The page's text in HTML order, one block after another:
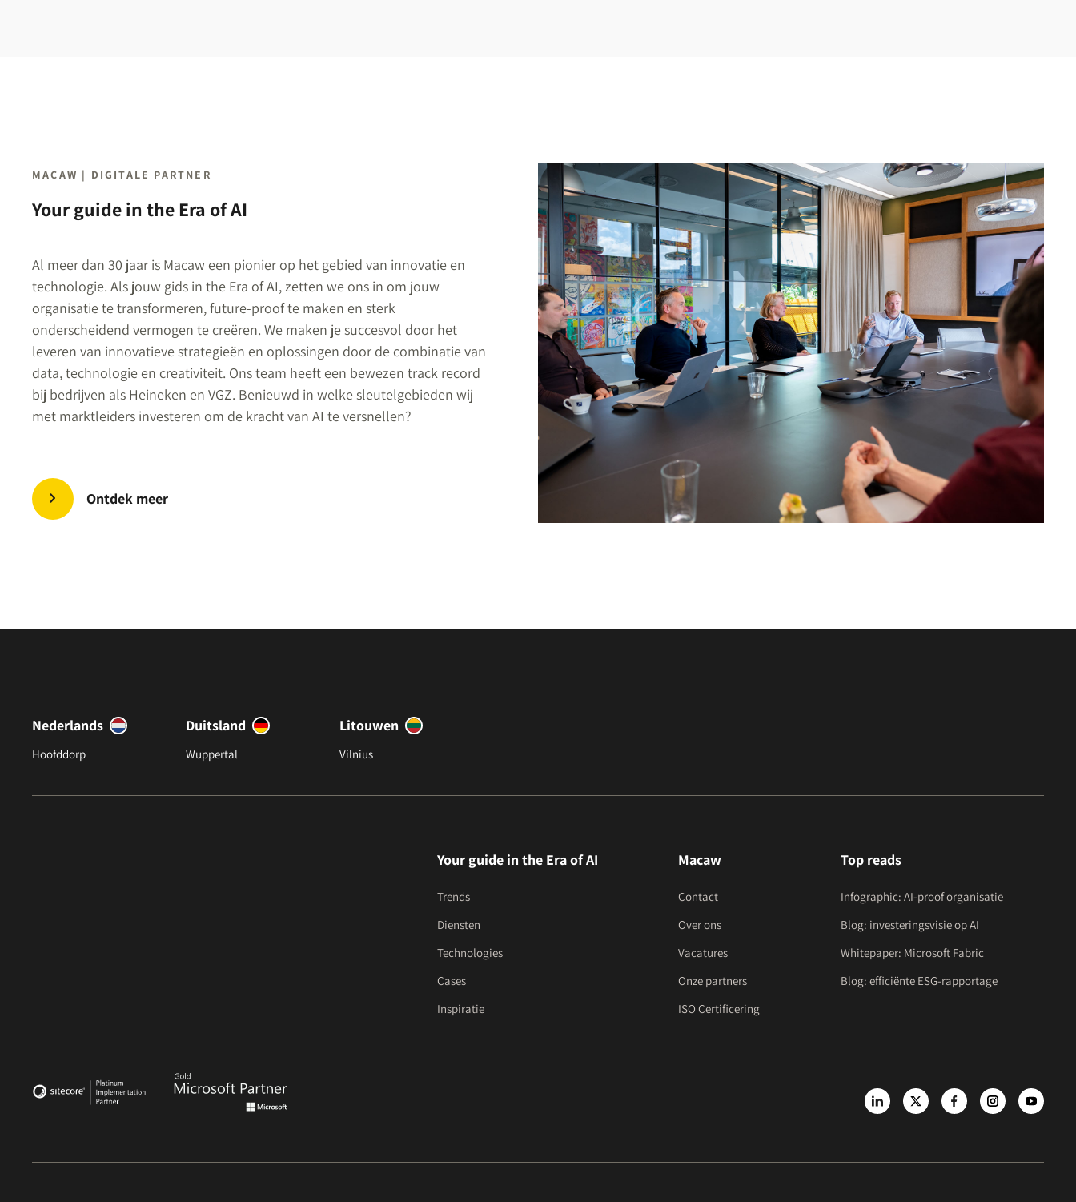
MACAW | DIGITALE PARTNER
Your guide in the Era of AI
Al meer dan 30 jaar is Macaw een pionier op het gebied van innovatie en
technologie. Als jouw gids in the Era of AI, zetten we ons in om jouw
organisatie te transformeren, future-proof te maken en sterk
onderscheidend vermogen te creëren. We maken je succesvol door het
leveren van innovatieve strategieën en oplossingen door de combinatie van
data, technologie en creativiteit. Ons team heeft een bewezen track record
bij bedrijven als Heineken en VGZ. Benieuwd in welke sleutelgebieden wij
met marktleiders investeren om de kracht van AI te versnellen?
Ontdek meer
Nederlands
Hoofddorp
Duitsland
Wuppertal
Litouwen
Vilnius
Your guide in the Era of AI
Trends
Diensten
Technologies
Cases
Inspiratie
Macaw
Contact
Over ons
Vacatures
Onze partners
ISO Certificering
Top reads
Infographic: AI-proof organisatie
Blog: investeringsvisie op AI
Whitepaper: Microsoft Fabric
Blog: efficiënte ESG-rapportage